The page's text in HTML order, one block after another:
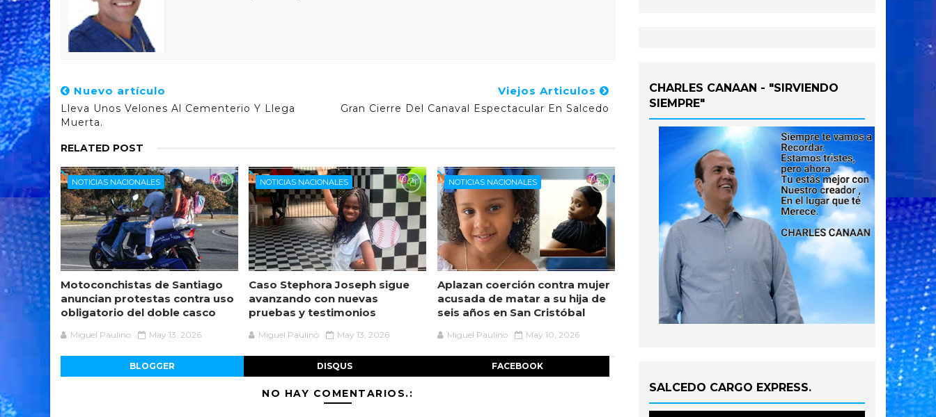
Nuevo artículo
Lleva Unos Velones Al Cementerio Y Llega
Muerta.
Viejos Articulos
Gran Cierre Del Canaval Espectacular En Salcedo
RELATED POST
NOTICIAS NACIONALES
Motoconchistas de Santiago
anuncian protestas contra uso
obligatorio del doble casco
Miguel Paulino May 13, 2026
NOTICIAS NACIONALES
Caso Stephora Joseph sigue
avanzando con nuevas
pruebas y testimonios
Miguel Paulino May 13, 2026
NOTICIAS NACIONALES
Aplazan coerción contra mujer
acusada de matar a su hija de
seis años en San Cristóbal
Miguel Paulino May 10, 2026
BLOGGER DISQUS FACEBOOK
NO HAY COMENTARIOS.:
CHARLES CANAAN - "SIRVIENDO
SIEMPRE"
SALCEDO CARGO EXPRESS.